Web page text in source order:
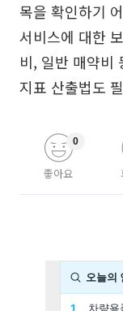
목을 확인하기
서비스에 대한
비, 일반 매약비
지표 산출법도
좋아요
0